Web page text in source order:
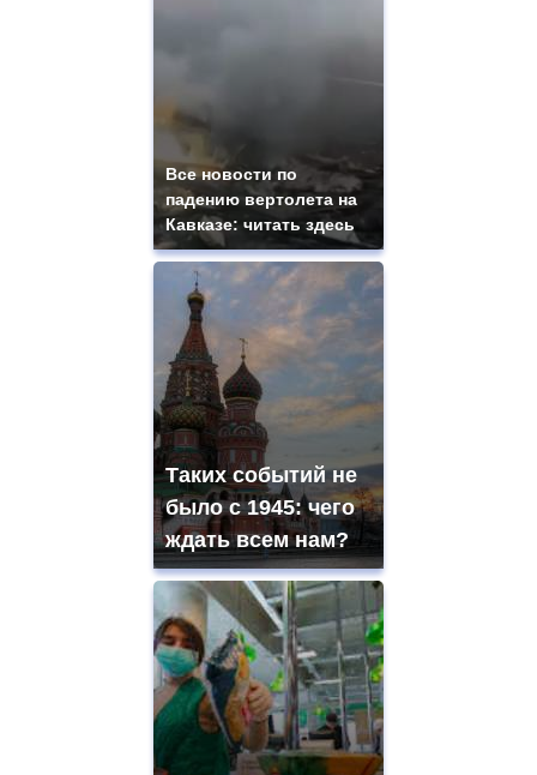
Все новости по
падению вертолета на
Кавказе: читать здесь
Таких событий не
было с 1945: чего
ждать всем нам?